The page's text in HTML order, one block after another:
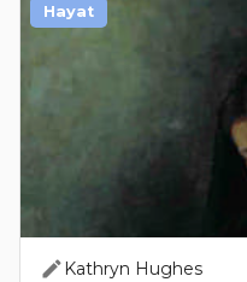
Kathryn Hughes
Hayat